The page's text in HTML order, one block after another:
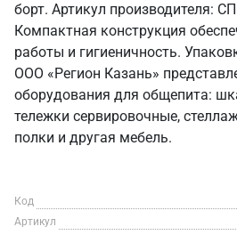
борт. Артикул производителя:
Компактная конструкция
работы и гигиеничность.
ООО «Регион Казань»
оборудования для общепита:
тележки сервировочные,
полки и другая мебель.
Код
Артикул